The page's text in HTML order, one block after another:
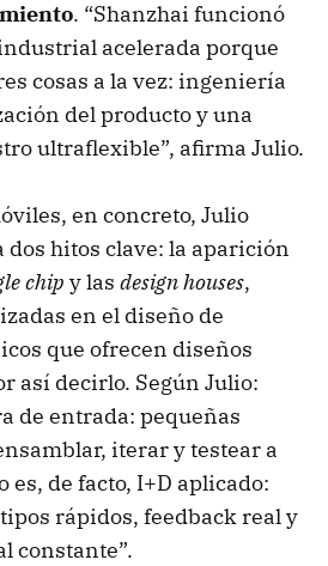
. “Shanzhai funcionó
acelerada porque
cosas a la vez: ingeniería
del producto y una
ultraflexible”, afirma Julio.
en concreto, Julio
dos hitos clave: la aparición
chip y las design houses,
en el diseño de
que ofrecen diseños
así decirlo. Según Julio:
de entrada: pequeñas
iterar y testear a
es, de facto, I+D aplicado:
rápidos, feedback real y
constante”.